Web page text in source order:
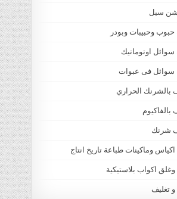
سيل
حبوب وحبيبات وبودر
سوائل اوتوماتيك
سوائل فى عبوات
بالشرنك الحراري
بالفاكيوم
شرنك
وماكينات طباعة تاريخ انتاج
وغلق اكواب بلاستيكية
و تغليف